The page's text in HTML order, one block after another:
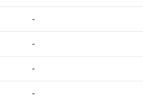
-
-
-
-